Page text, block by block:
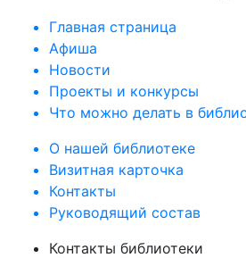
Главная страница
Афиша
Новости
Проекты и конкурсы
Что можно делать в
О нашей библиотеке
Визитная карточка
Контакты
Руководящий состав
Контакты библиотеки